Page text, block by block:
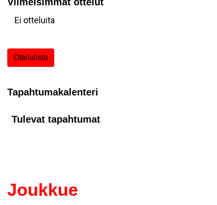
Ei otteluita
Ottelulista
Tapahtumakalenteri
Tulevat tapahtumat
Joukkue